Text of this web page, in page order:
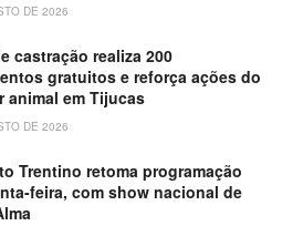
DE 2026
castração realiza 200
gratuitos e reforça ações do
animal em Tijucas
DE 2026
Trentino retoma programação
feira, com show nacional de